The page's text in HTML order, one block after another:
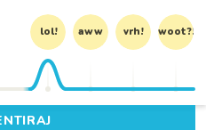
lol! aww vrh! woot?!